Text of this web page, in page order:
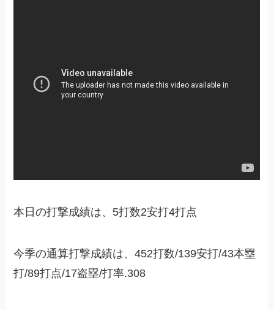
本日の打撃成績は、5打数2安打4打点
今季の通算打撃成績は、452打数/139安打/43本塁
打/89打点/17盗塁/打率.308